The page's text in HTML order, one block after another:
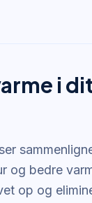
i
og bedre
op og